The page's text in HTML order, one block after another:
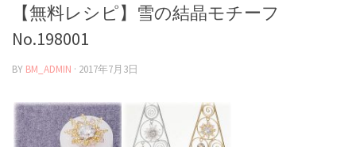
【無料レシピ】雪の結晶モチーフ
No.198001
BY BM_ADMIN · 2017年7月3日